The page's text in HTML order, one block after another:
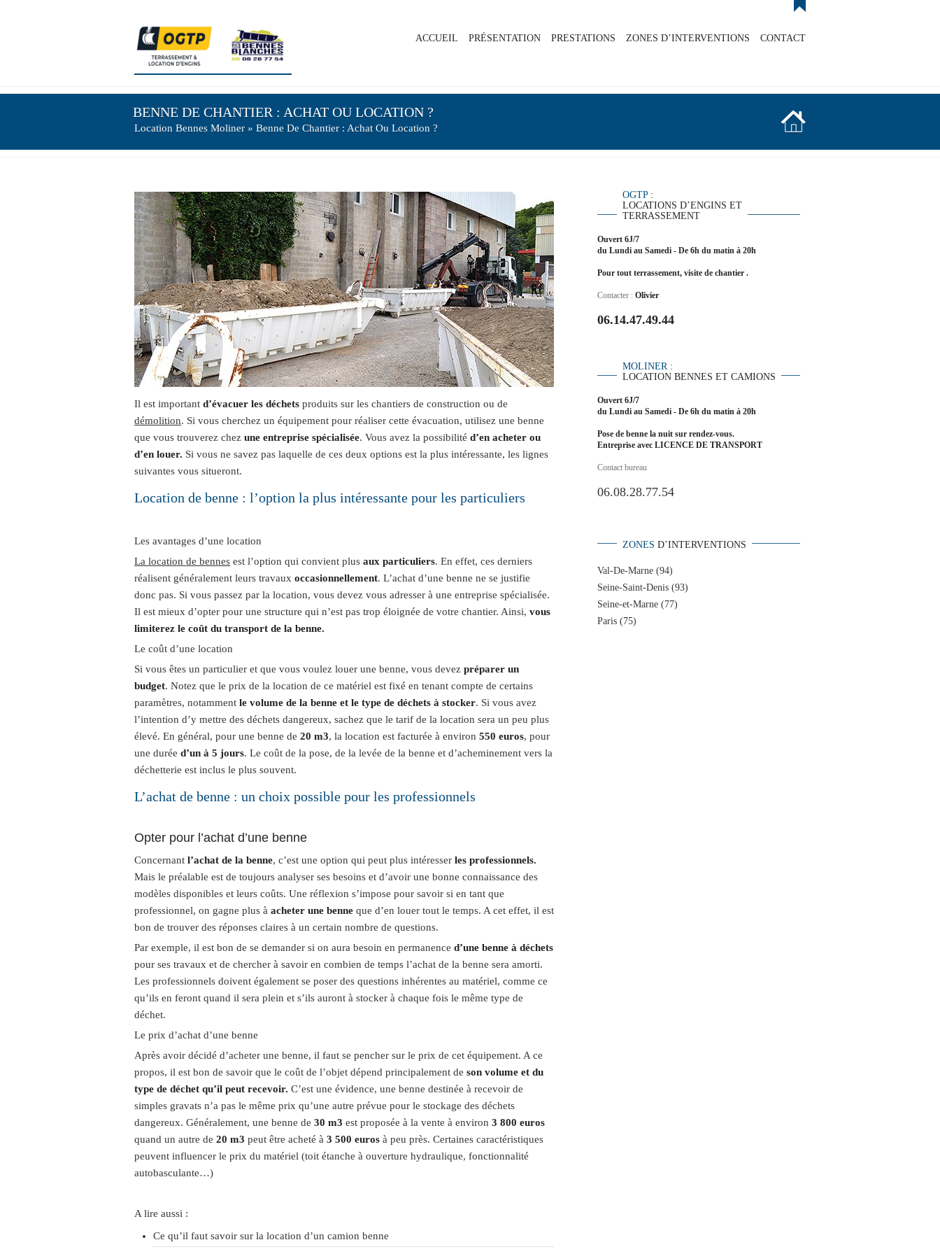
ACCUEIL PRÉSENTATION PRESTATIONS ZONES D’INTERVENTIONS CONTACT
BENNE DE CHANTIER : ACHAT OU LOCATION ?
Location Bennes Moliner » Benne De Chantier : Achat Ou Location ?
Il est important d’évacuer les déchets produits sur les chantiers de construction ou de
démolition. Si vous cherchez un équipement pour réaliser cette évacuation, utilisez une benne
que vous trouverez chez une entreprise spécialisée. Vous avez la possibilité d’en acheter ou
d’en louer. Si vous ne savez pas laquelle de ces deux options est la plus intéressante, les lignes
suivantes vous situeront.
Location de benne : l’option la plus intéressante pour les particuliers
Les avantages d’une location
La location de bennes est l’option qui convient plus aux particuliers. En effet, ces derniers
réalisent généralement leurs travaux occasionnellement. L’achat d’une benne ne se justifie
donc pas. Si vous passez par la location, vous devez vous adresser à une entreprise spécialisée.
Il est mieux d’opter pour une structure qui n’est pas trop éloignée de votre chantier. Ainsi, vous
limiterez le coût du transport de la benne.
Le coût d’une location
Si vous êtes un particulier et que vous voulez louer une benne, vous devez préparer un
budget. Notez que le prix de la location de ce matériel est fixé en tenant compte de certains
paramètres, notamment le volume de la benne et le type de déchets à stocker. Si vous avez
l’intention d’y mettre des déchets dangereux, sachez que le tarif de la location sera un peu plus
élevé. En général, pour une benne de 20 m3, la location est facturée à environ 550 euros, pour
une durée d’un à 5 jours. Le coût de la pose, de la levée de la benne et d’acheminement vers la
déchetterie est inclus le plus souvent.
L’achat de benne : un choix possible pour les professionnels
Opter pour l’achat d’une benne
Concernant l’achat de la benne, c’est une option qui peut plus intéresser les professionnels.
Mais le préalable est de toujours analyser ses besoins et d’avoir une bonne connaissance des
modèles disponibles et leurs coûts. Une réflexion s’impose pour savoir si en tant que
professionnel, on gagne plus à acheter une benne que d’en louer tout le temps. A cet effet, il est
bon de trouver des réponses claires à un certain nombre de questions.
Par exemple, il est bon de se demander si on aura besoin en permanence d’une benne à déchets
pour ses travaux et de chercher à savoir en combien de temps l’achat de la benne sera amorti.
Les professionnels doivent également se poser des questions inhérentes au matériel, comme ce
qu’ils en feront quand il sera plein et s’ils auront à stocker à chaque fois le même type de
déchet.
Le prix d’achat d’une benne
Après avoir décidé d’acheter une benne, il faut se pencher sur le prix de cet équipement. A ce
propos, il est bon de savoir que le coût de l’objet dépend principalement de son volume et du
type de déchet qu’il peut recevoir. C’est une évidence, une benne destinée à recevoir de
simples gravats n’a pas le même prix qu’une autre prévue pour le stockage des déchets
dangereux. Généralement, une benne de 30 m3 est proposée à la vente à environ 3 800 euros
quand un autre de 20 m3 peut être acheté à 3 500 euros à peu près. Certaines caractéristiques
peuvent influencer le prix du matériel (toit étanche à ouverture hydraulique, fonctionnalité
autobasculante…)
A lire aussi :
Ce qu’il faut savoir sur la location d’un camion benne
OGTP :
LOCATIONS D’ENGINS ET
TERRASSEMENT
Ouvert 6J/7
du Lundi au Samedi - De 6h du matin à 20h
Pour tout terrassement, visite de chantier .
Contacter : Olivier
06.14.47.49.44
MOLINER :
LOCATION BENNES ET CAMIONS
Ouvert 6J/7
du Lundi au Samedi - De 6h du matin à 20h
Pose de benne la nuit sur rendez-vous.
Entreprise avec LICENCE DE TRANSPORT
Contact bureau
06.08.28.77.54
ZONES D’INTERVENTIONS
Val-De-Marne (94)
Seine-Saint-Denis (93)
Seine-et-Marne (77)
Paris (75)